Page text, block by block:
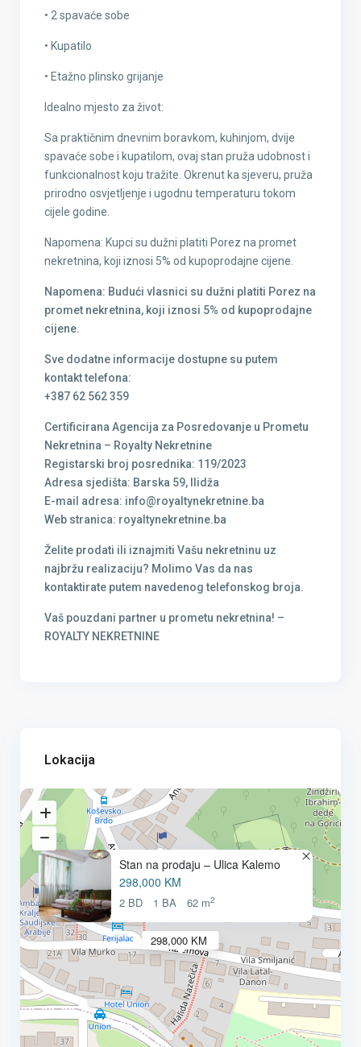
• 2 spavaće sobe
• Kupatilo
• Etažno plinsko grijanje
Idealno mjesto za život:
Sa praktičnim dnevnim boravkom, kuhinjom, dvije
spavaće sobe i kupatilom, ovaj stan pruža udobnost i
funkcionalnost koju tražite. Okrenut ka sjeveru, pruža
prirodno osvjetljenje i ugodnu temperaturu tokom
cijele godine.
Napomena: Kupci su dužni platiti Porez na promet
nekretnina, koji iznosi 5% od kupoprodajne cijene.
Napomena: Budući vlasnici su dužni platiti Porez na
promet nekretnina, koji iznosi 5% od kupoprodajne
cijene.
Sve dodatne informacije dostupne su putem
kontakt telefona:
+387 62 562 359
Certificirana Agencija za Posredovanje u Prometu
Nekretnina – Royalty Nekretnine
Registarski broj posrednika: 119/2023
Adresa sjedišta: Barska 59, Ilidža
E-mail adresa: info@royaltynekretnine.ba
Web stranica: royaltynekretnine.ba
Želite prodati ili iznajmiti Vašu nekretninu uz
najbržu realizaciju? Molimo Vas da nas
kontaktirate putem navedenog telefonskog broja.
Vaš pouzdani partner u prometu nekretnina! –
ROYALTY NEKRETNINE
Lokacija
298,000 KM
Stan na prodaju – Ulica Kalemo
298,000 KM
2 BD 1 BA 62 m2